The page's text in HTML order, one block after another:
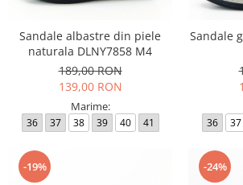
Sandale albastre din piele
naturala DLNY7858 M4
189,00 RON
139,00 RON
Marime:
36 37 38 39 40 41
Sandale
36 37
-19% -24%